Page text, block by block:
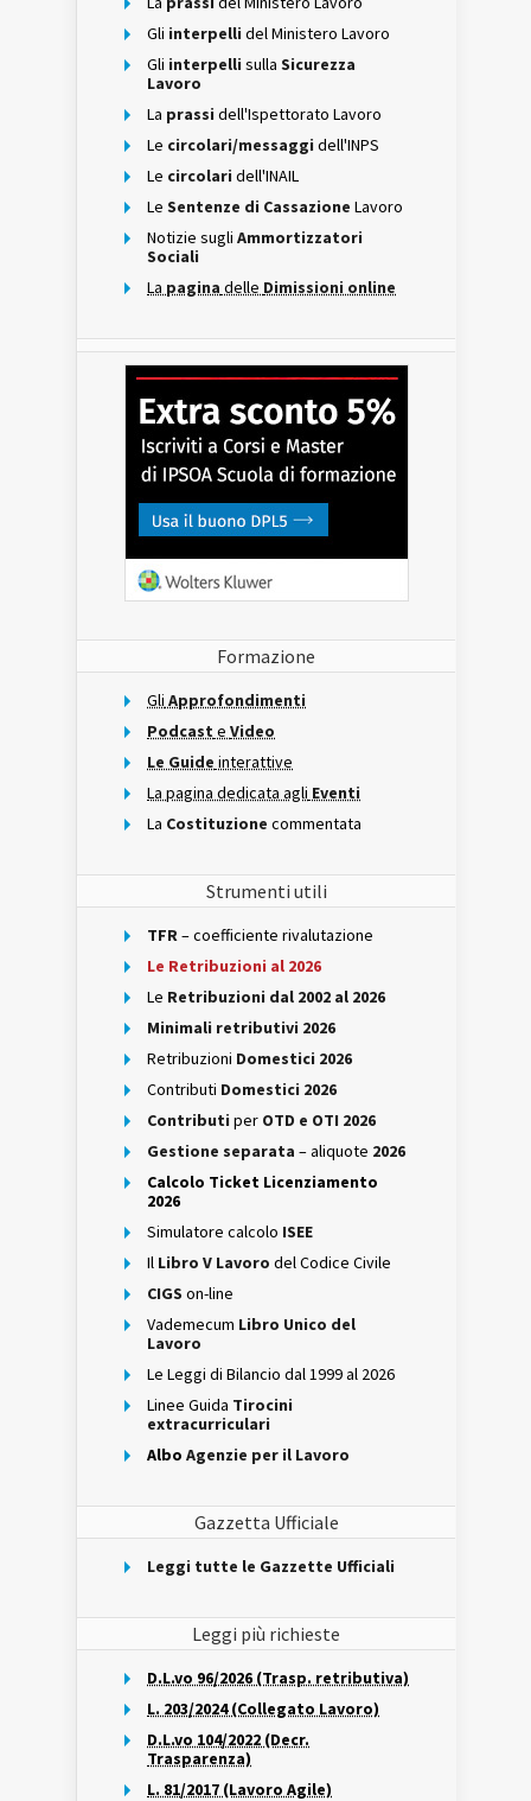
Gli interpelli del Ministero Lavoro
Gli interpelli sulla Sicurezza
Lavoro
La prassi dell'Ispettorato Lavoro
Le circolari/messaggi dell'INPS
Le circolari dell'INAIL
Le Sentenze di Cassazione Lavoro
Notizie sugli Ammortizzatori
Sociali
La pagina delle Dimissioni online
Formazione
Gli Approfondimenti
Podcast e Video
Le Guide interattive
La pagina dedicata agli Eventi
La Costituzione commentata
Strumenti utili
TFR– coefficiente rivalutazione
Le Retribuzioni al 2026
Le Retribuzioni dal 2002 al 2026
Minimali retributivi 2026
Retribuzioni Domestici 2026
Contributi Domestici 2026
Contributi per OTD e OTI 2026
Gestione separata – aliquote 2026
Calcolo Ticket Licenziamento
2026
Simulatore calcolo ISEE
Il Libro V Lavoro del Codice Civile
CIGS on-line
Vademecum Libro Unico del
Lavoro
Le Leggi di Bilancio dal 1999 al 2026
Linee Guida Tirocini
extracurriculari
Albo Agenzie per il Lavoro
Gazzetta Ufficiale
Leggi tutte le Gazzette Ufficiali
Leggi più richieste
D.L.vo 96/2026 (Trasp. retributiva)
L. 203/2024 (Collegato Lavoro)
D.L.vo 104/2022 (Decr.
Trasparenza)
L. 81/2017 (Lavoro Agile)